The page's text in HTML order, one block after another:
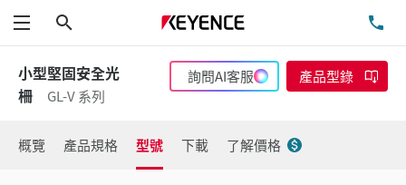
功能表
小型堅固安全光
柵
GL-V 系列
詢問AI客服 產品型錄
概覽 產品規格 型號 下載 了解價格